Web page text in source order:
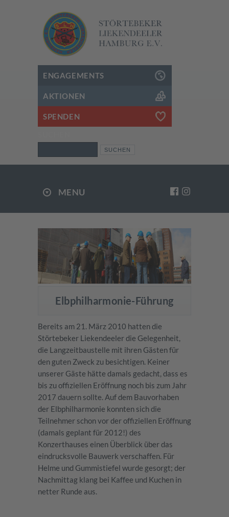
ENGAGEMENTS
AKTIONEN
SPENDEN
MENU
Elbphilharmonie-Führung
Bereits am 21. März 2010 hatten die
Störtebeker Liekendeeler die Gelegenheit,
die Langzeitbaustelle mit ihren Gästen für
den guten Zweck zu besichtigen. Keiner
unserer Gäste hätte damals gedacht, dass es
bis zu offiziellen Eröffnung noch bis zum Jahr
2017 dauern sollte. Auf dem Bauvorhaben
der Elbphilharmonie konnten sich die
Teilnehmer schon vor der offiziellen Eröffnung
(damals geplant für 2012!) des
Konzerthauses einen Überblick über das
eindrucksvolle Bauwerk verschaffen. Für
Helme und Gummistiefel wurde gesorgt; der
Nachmittag klang bei Kaffee und Kuchen in
netter Runde aus.